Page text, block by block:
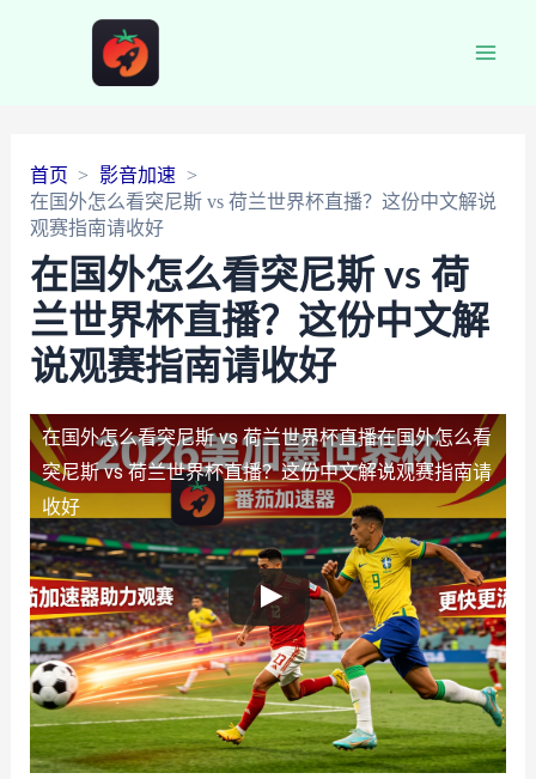
首页
影音加速
在国外怎么看突尼斯 vs 荷兰世界杯直播？这份中文解说
观赛指南请收好
在国外怎么看突尼斯 vs 荷
兰世界杯直播？这份中文解
说观赛指南请收好
在国外怎么看突尼斯 vs 荷兰世界杯直播在国外怎么看
突尼斯 vs 荷兰世界杯直播？这份中文解说观赛指南请
收好